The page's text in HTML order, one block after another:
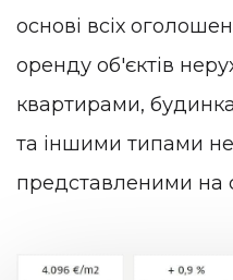
основі всіх
оренду об'єктів
квартирами,
та іншими типами
представленими на